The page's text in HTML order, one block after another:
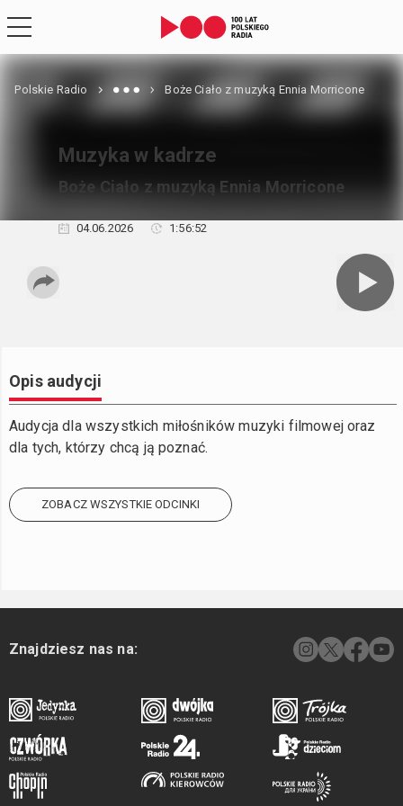
Polskie Radio Boże Ciało z muzyką Ennia Morricone
Muzyka w kadrze
Boże Ciało z muzyką Ennia Morricone
04.06.2026 1:56:52
Opis audycji
Audycja dla wszystkich miłośników muzyki filmowej oraz
dla tych, którzy chcą ją poznać.
ZOBACZ WSZYSTKIE ODCINKI
Znajdziesz nas na: